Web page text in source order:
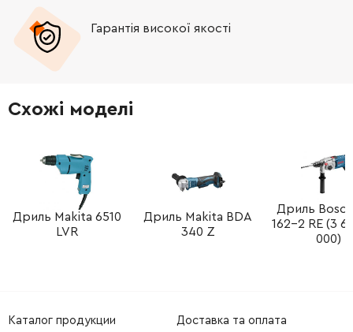
46.00 Грн -
Гарантія високої якості
Схожі моделі
Дриль Makita 6510
LVR
Дриль Makita BDA
340 Z
Дриль
162-2 RE (3
000)
Каталог продукции Доставка та оплата